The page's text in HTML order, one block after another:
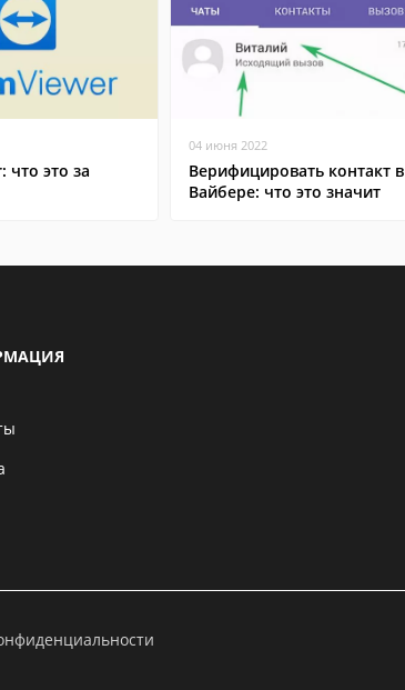
что это за
04 июня 2022
Верифицировать контакт в
Вайбере: что это значит